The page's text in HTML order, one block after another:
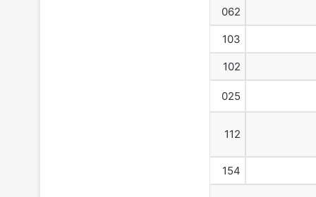
062
103
102
025
112
154